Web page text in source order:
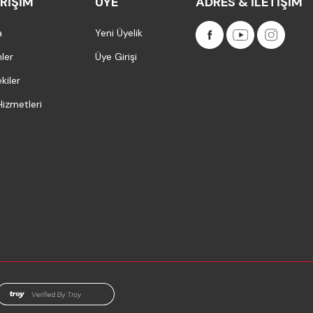
Yeni Üyelik
Üye Girişi